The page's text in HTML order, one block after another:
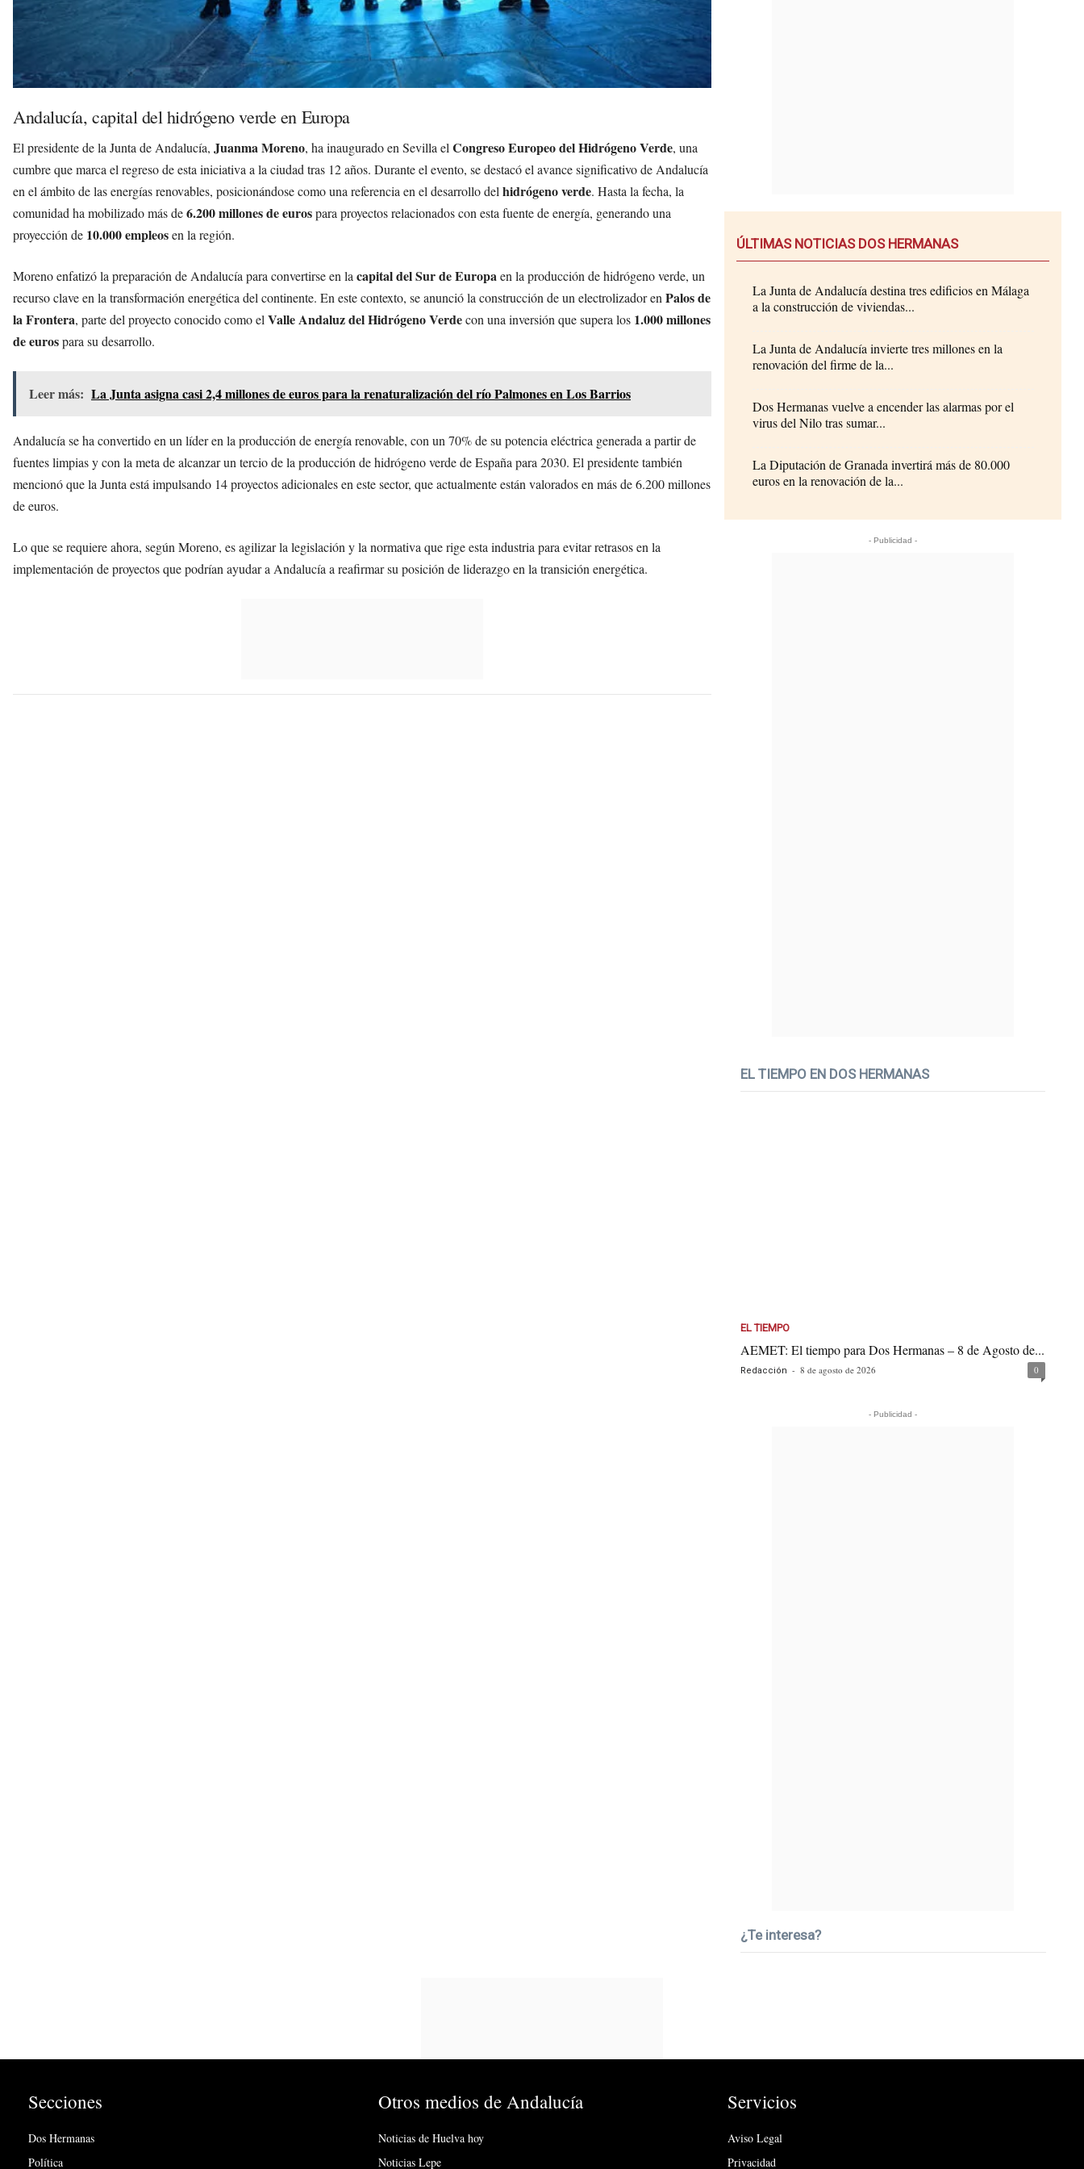
Andalucía, capital del hidrógeno verde en Europa
El presidente de la Junta de Andalucía, Juanma Moreno, ha inaugurado en Sevilla elCongreso Europeo del Hidrógeno Verde, una
cumbre que marca el regreso de esta iniciativa a la ciudad tras 12 años. Durante el evento, se destacó el avance significativo de Andalucía
en el ámbito de las energías renovables, posicionándose como una referencia en el desarrollo delhidrógeno verde. Hasta la fecha, la
comunidad ha mobilizado más de6.200 millones de eurospara proyectos relacionados con esta fuente de energía, generando una
proyección de 10.000 empleosen la región.
Moreno enfatizó la preparación de Andalucía para convertirse en lacapital del Sur de Europaen la producción de hidrógeno verde, un
recurso clave en la transformación energética del continente. En este contexto, se anunció la construcción de un electrolizador enPalos de
la Frontera, parte del proyecto conocido como elValle Andaluz del Hidrógeno Verdecon una inversión que supera los 1.000 millones
de eurospara su desarrollo.
Leer más: La Junta asigna casi 2,4 millones de euros para la renaturalización del río Palmones en Los Barrios
Andalucía se ha convertido en un líder en la producción de energía renovable, con un 70% de su potencia eléctrica generada a partir de
fuentes limpias y con la meta de alcanzar un tercio de la producción de hidrógeno verde de España para 2030. El presidente también
mencionó que la Junta está impulsando 14 proyectos adicionales en este sector, que actualmente están valorados en más de 6.200 millones
de euros.
Lo que se requiere ahora, según Moreno, es agilizar la legislación y la normativa que rige esta industria para evitar retrasos en la
implementación de proyectos que podrían ayudar a Andalucía a reafirmar su posición de liderazgo en la transición energética.
ÚLTIMAS NOTICIAS DOS HERMANAS
La Junta de Andalucía destina tres edificios en Málaga
a la construcción de viviendas...
La Junta de Andalucía invierte tres millones en la
renovación del firme de la...
Dos Hermanas vuelve a encender las alarmas por el
virus del Nilo tras sumar...
La Diputación de Granada invertirá más de 80.000
euros en la renovación de la...
- Publicidad -
EL TIEMPO EN DOS HERMANAS
EL TIEMPO
AEMET: El tiempo para Dos Hermanas – 8 de Agosto de...
Redacción - 8 de agosto de 2026 0
- Publicidad -
¿Te interesa?
Secciones
Dos Hermanas
Política
Otros medios de Andalucía
Noticias de Huelva hoy
Noticias Lepe
Servicios
Aviso Legal
Privacidad